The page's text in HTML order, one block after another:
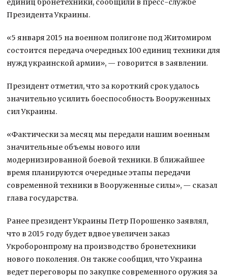
единиц бронетехники, сообщили в пресс-службе
Президента Украины.
«5 января 2015 на военном полигоне под Житомиром
состоится передача очередных 100 единиц техники для
нужд украинской армии», — говорится в заявлении.
Президент отметил, что за короткий срок удалось
значительно усилить боеспособность Вооруженных
сил Украины.
«Фактически за месяц мы передали нашим военным
значительные объемы нового или
модернизированной боевой техники. В ближайшее
время планируются очередные этапы передачи
современной техники в Вооруженные силы», — сказал
глава государства.
Ранее президент Украины Петр Порошенко заявлял,
что в 2015 году будет вдвое увеличен заказ
Укроборонпрому на производство бронетехники
нового поколения. Он также сообщил, что Украина
ведет переговоры по закупке современного оружия за